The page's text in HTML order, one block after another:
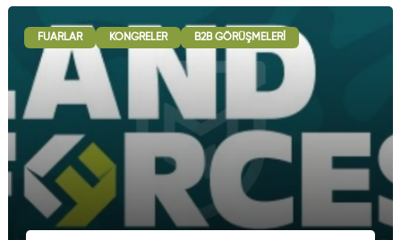
FUARLAR KONGRELER B2B GÖRÜŞMELERI